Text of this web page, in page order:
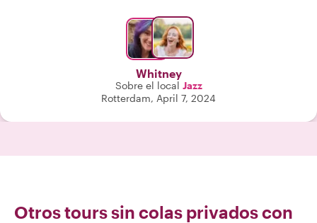
Whitney
Sobre el local Jazz
Rotterdam, April 7, 2024
Otros tours sin colas privados con